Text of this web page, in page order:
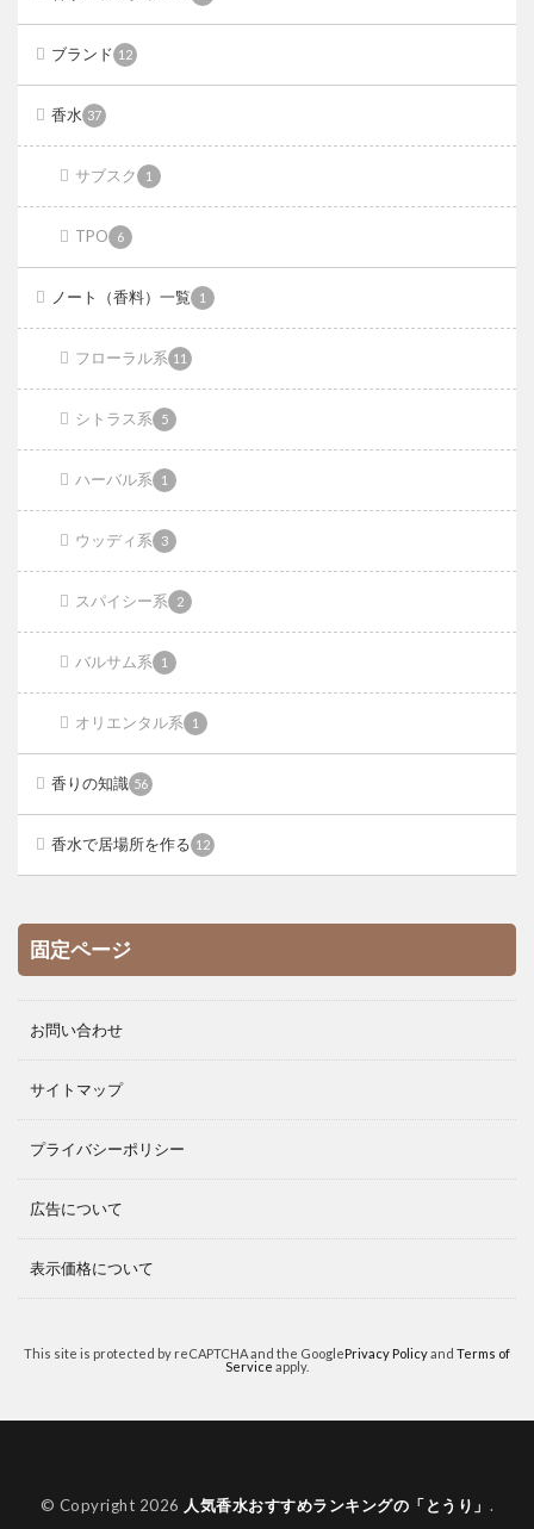
ブランド 12
香水 37
サブスク 1
TPO 6
ノート（香料）一覧 1
フローラル系 11
シトラス系 5
ハーバル系 1
ウッディ系 3
スパイシー系 2
バルサム系 1
オリエンタル系 1
香りの知識 56
香水で居場所を作る 12
固定ページ
お問い合わせ
サイトマップ
プライバシーポリシー
広告について
表示価格について
This site is protected by reCAPTCHA and the GooglePrivacy Policyand Terms of
Service apply.
© Copyright 2026 人気香水おすすめランキングの「とうり」 .